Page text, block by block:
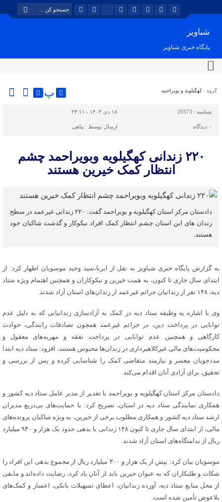
شباویز
پایگاه خبری شباویز
گروه : کهگیلویه و بویراحمد پ
شناسه : 20573 ۱۸ دی ۱۴۰۳ - ۲۳:۱۱
۰ دیدگاه ارسال توسط : پناهی
۲۲۰ زندانی کهگیلویه وبویراحمد چشم
انتظار کمک خیرین هستند
دادستان مرکز استان کهگیلویه و بویراحمد گفت: ۲۲۰ زندانی غیرعمد در سطح
زندان های این استان چشم انتظار کمک افراد نیکوکار و گذشت شاکیان خود
هستند.
به گزارش پایگاه خبری شباویز به نقل از ایرنا،سید وحید موسویان اظهار کرد: از
ابتدای سال جاری تا کنون، به همت خیرین و نیکوکاران و همچنین اهتمام ویژه ستاد
دیه، ۱۴۸ نفر از زندانیان جرائم غیرعمد از زندان‌های استان آزاد شدند.
وی با اشاره به وظیفه ستاد دیه در کمک به آزادسازی زندانیانی که به دلیل عدم
توانایی در پرداخت دین، در جرائم غیرعمد همچون تصادفات رانندگی، حوادث
کارگاهی و همچنین عدم توانایی در پرداخت نفقه و مهریه‌های معقول و
محکومیت‌های مالی غیرکلاهبرداری در زندان‌ها محبوس هستند، افزود: ستاد دیه ابتدا
مددجویان معسر و نیازمند متقاضی کمک را شناسایی کرده و پس از بررسی و
تحقیق، برای آزادی آنان اقدام می‌کند.
دادستان مرکز استان کهگیلویه و بویراحمد با تقدیر از مدیر عامل ستاد دیه کشور و
همکاری نمایندگی ستاد دیه در استان، تصریح کرد: با حمایت‌های بی‌دریغ مدیران
ارشد ستاد دیه کشور و همکاری مطلوب برخی از خیرین، به ویژه شاکیان پرونده‌های
مالی، از ابتدای سال جاری تا کنون ۱۴۸ زندانی با بدهی حدود یک هزار و ۹۴۰ میلیارد
ریال از ندامتگاه‌های استان آزاد شدند.
موسویان بیان کرد: بیش از یک هزار و ۳۰۰ میلیارد ریال از مجموع بدهی این افراد را
شکات و طلبکاران که به عنوان خیرین باید از آنان یاد کرد، رضایت داده‌اند و مابقی
از محل منابع ستاد دیه، آورده زندانیان، اعطای تسهیلات بانکی، اعسار و کمک‌های
بلاعوض تأمین شده است.